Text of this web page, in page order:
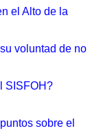
el Alto de la
voluntad de no
SISFOH?
sobre el